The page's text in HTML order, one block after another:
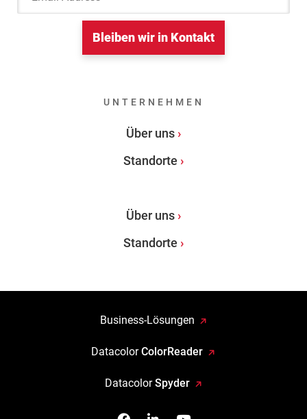
Bleiben wir in Kontakt
UNTERNEHMEN
Über uns
Standorte
Über uns
Standorte
Business-Lösungen
DatacolorColorReader
DatacolorSpyder